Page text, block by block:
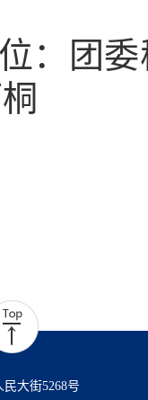
：团委
大街5268号